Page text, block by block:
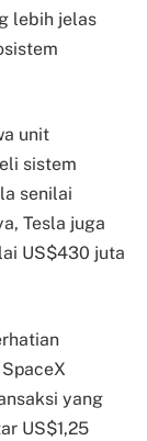
lebih jelas
unit
sistem
senilai
Tesla juga
US$430 juta
yang
US$1,25